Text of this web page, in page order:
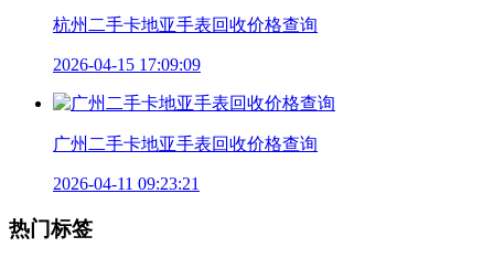
杭州二手卡地亚手表回收价格查询
2026-04-15 17:09:09
广州二手卡地亚手表回收价格查询
2026-04-11 09:23:21
热门标签